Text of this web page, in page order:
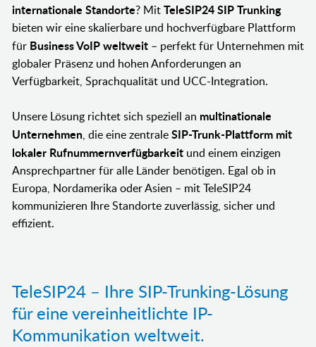
internationale Standorte? MitTeleSIP24 SIP Trunking
bieten wir eine skalierbare und hochverfügbare Plattform
für Business VoIP weltweit– perfekt für Unternehmen mit
globaler Präsenz und hohen Anforderungen an
Verfügbarkeit, Sprachqualität und UCC-Integration.
Unsere Lösung richtet sich speziell an multinationale
Unternehmen, die eine zentraleSIP-Trunk-Plattform mit
lokaler Rufnummernverfügbarkeitund einem einzigen
Ansprechpartner für alle Länder benötigen. Egal ob in
Europa, Nordamerika oder Asien – mit TeleSIP24
kommunizieren Ihre Standorte zuverlässig, sicher und
effizient.
TeleSIP24 – Ihre SIP-Trunking-Lösung
für eine vereinheitlichte IP-
Kommunikation weltweit.